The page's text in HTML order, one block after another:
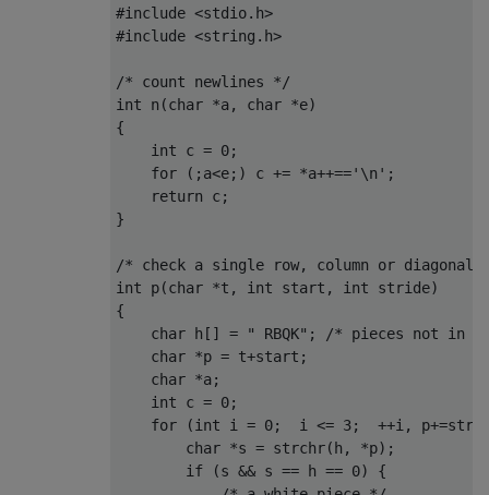
#include <stdio.h>
#include <string.h>
/* count newlines */
int n (char *a, char *e)
{
int c = 0;
for
(; a<e;) c += *a++=='\n' ;
return c ;
}
/* check a single row, column or diagonal
int p(char *t , int start , int stride)
{
char h [] = " RBQK" ;
/* pieces not in
char *p = t+start ;
char *a;
int c = 0;
for
(int i = 0;
  i
<= 3; ++i , p+=
char *s = strchr( h , *p);
if
(s && s == h == 0)
{